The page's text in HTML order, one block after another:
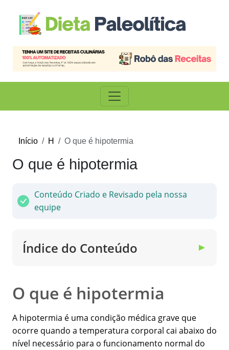
Início H O que é hipotermia
O que é hipotermia
Conteúdo Criado e Revisado pela nossa
equipe
Índice do Conteúdo ▼
O que é hipotermia
A hipotermia é uma condição médica grave que
ocorre quando a temperatura corporal cai abaixo do
nível necessário para o funcionamento normal do